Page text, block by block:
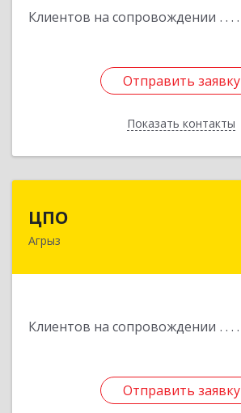
Клиентов на сопровождении
Отправить заявку
Показать контакты
Отправить заявку
Назад
ЦПО
Агрыз
Клиентов на сопровождении
Отправить заявку
Отправить заявку